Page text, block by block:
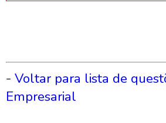
- Voltar para lista de
Empresarial